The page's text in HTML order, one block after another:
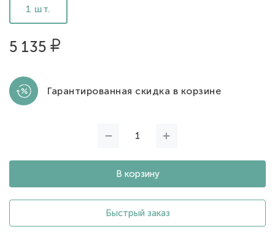
1 шт.
5 135
Гарантированная скидка в корзине
В корзину
Быстрый заказ